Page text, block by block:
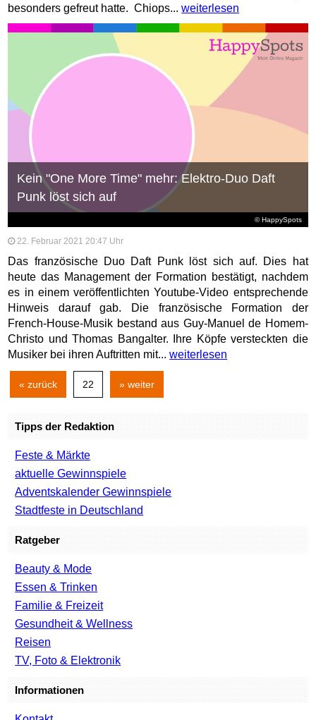
besonders gefreut hatte. Chiops...weiterlesen
© HappySpots
Kein "One More Time" mehr: Elektro-Duo Daft
Punk löst sich auf
22. Februar 2021 20:47 Uhr
Das französische Duo Daft Punk löst sich auf. Dies hat
heute das Management der Formation bestätigt, nachdem
es in einem veröffentlichten Youtube-Video entsprechende
Hinweis darauf gab. Die französische Formation der
French-House-Musik bestand aus Guy-Manuel de Homem-
Christo und Thomas Bangalter. Ihre Köpfe versteckten die
Musiker bei ihren Auftritten mit...weiterlesen
« zurück 22 » weiter
Tipps der Redaktion
Feste & Märkte
aktuelle Gewinnspiele
Adventskalender Gewinnspiele
Stadtfeste in Deutschland
Ratgeber
Beauty & Mode
Essen & Trinken
Familie & Freizeit
Gesundheit & Wellness
Reisen
TV, Foto & Elektronik
Informationen